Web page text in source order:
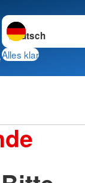
Sprache wechseln
Alles klar